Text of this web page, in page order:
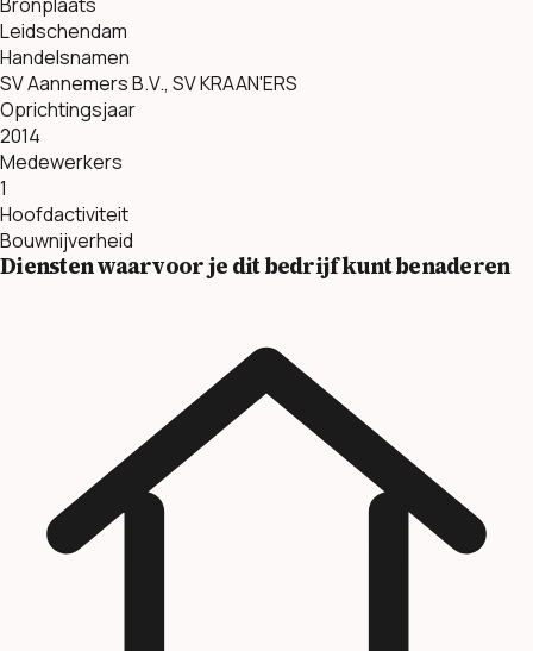
Leidschendam
Handelsnamen
SV Aannemers B.V., SV KRAAN'ERS
Oprichtingsjaar
2014
Medewerkers
1
Hoofdactiviteit
Bouwnijverheid
Diensten waarvoor je dit bedrijf kunt benaderen